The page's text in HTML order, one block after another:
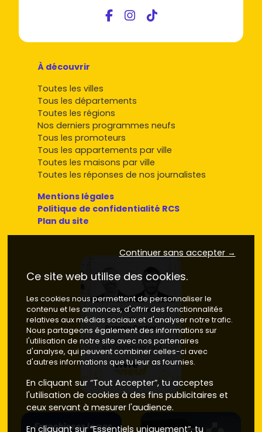
À découvrir
Toutes les villes
Tous les départements
Toutes les régions
Nos derniers programmes neufs
Tous les promoteurs
Tous les appartements par ville
Toutes les maisons par ville
Toutes les réponses de nos journalistes
Mentions légales
Politique de confidentialité RCS
Plan du site
Continuer sans accepter →
Ce site web utilise des cookies.
Les cookies nous permettent de personnaliser le
contenu et les annonces, d'offrir des fonctionnalités
relatives aux médias sociaux et d'analyser notre trafic.
Nous partageons également des informations sur
l'utilisation de notre site avec nos partenaires
d'analyse, qui peuvent combiner celles-ci avec
d'autres informations que tu leur as fournies.
En cliquant sur “Tout Accepter”, tu acceptes
l'utilisation de cookies à des fins publicitaires et
ceux servant à mesurer l'audience.
En cliquant sur “Essentiels uniquement”, tu